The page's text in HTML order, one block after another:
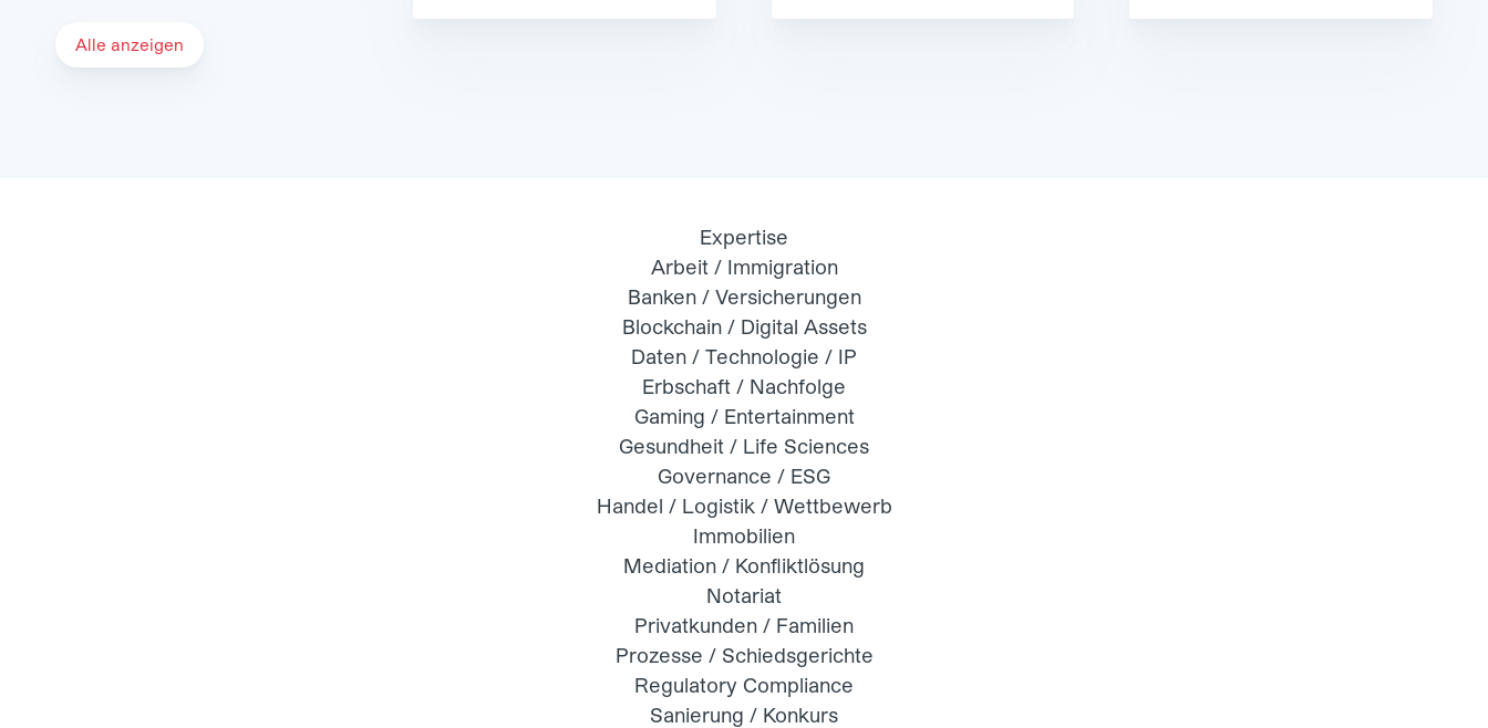
Alle anzeigen
Expertise
Arbeit / Immigration
Banken / Versicherungen
Blockchain / Digital Assets
Daten / Technologie / IP
Erbschaft / Nachfolge
Gaming / Entertainment
Gesundheit / Life Sciences
Governance / ESG
Handel / Logistik / Wettbewerb
Immobilien
Mediation / Konfliktlösung
Notariat
Privatkunden / Familien
Prozesse / Schiedsgerichte
Regulatory Compliance
Sanierung / Konkurs